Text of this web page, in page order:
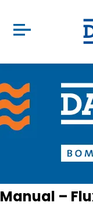
Manual –